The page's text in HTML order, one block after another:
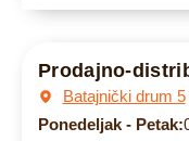
Prodajno-
Batajnički drum 5
Ponedeljak - Petak: